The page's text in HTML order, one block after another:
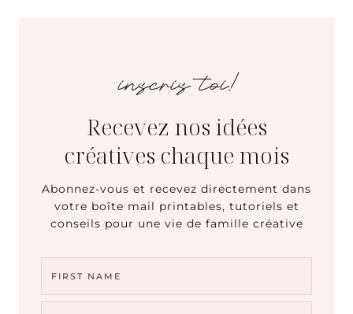
inscris toi!
Recevez nos idées
créatives chaque mois
Abonnez-vous et recevez directement dans
votre boîte mail printables, tutoriels et
conseils pour une vie de famille créative